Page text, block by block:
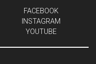
FACEBOOK
INSTAGRAM
YOUTUBE